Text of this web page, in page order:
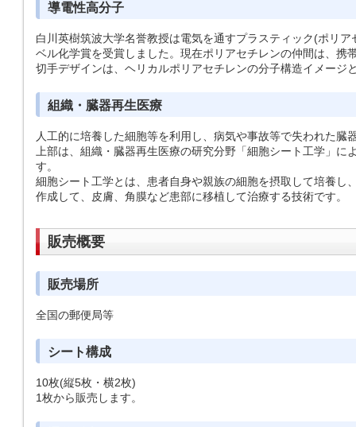
導電性高分子
白川英樹筑波大学名誉教授は電気を通すプラスティック(ポリ
ベル化学賞を受賞しました。現在ポリアセチレンの仲間は、携
切手デザインは、ヘリカルポリアセチレンの分子構造イメージ
組織・臓器再生医療
人工的に培養した細胞等を利用し、病気や事故等で失われた臓
上部は、組織・臓器再生医療の研究分野「細胞シート工学」
す。
細胞シート工学とは、患者自身や親族の細胞を摂取して培養し
作成して、皮膚、角膜など患部に移植して治療する技術です。
販売概要
販売場所
全国の郵便局等
シート構成
10枚(縦5枚・横2枚)
1枚から販売します。